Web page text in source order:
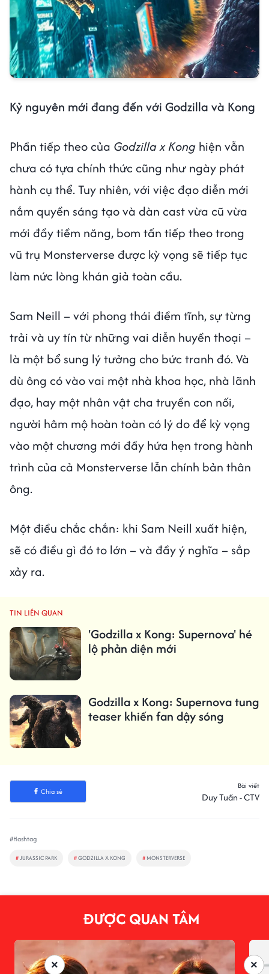
Kỷ nguyên mới đang đến với Godzilla và Kong
Phần tiếp theo của Godzilla x Kong hiện vẫn
chưa có tựa chính thức cũng như ngày phát
hành cụ thể. Tuy nhiên, với việc đạo diễn mới
nắm quyền sáng tạo và dàn cast vừa cũ vừa
mới đầy tiềm năng, bom tấn tiếp theo trong
vũ trụ Monsterverse được kỳ vọng sẽ tiếp tục
làm nức lòng khán giả toàn cầu.
Sam Neill – với phong thái điềm tĩnh, sự từng
trải và uy tín từ những vai diễn huyền thoại –
là một bổ sung lý tưởng cho bức tranh đó. Và
dù ông có vào vai một nhà khoa học, nhà lãnh
đạo, hay một nhân vật cha truyền con nối,
người hâm mộ hoàn toàn có lý do để kỳ vọng
vào một chương mới đầy hứa hẹn trong hành
trình của cả Monsterverse lẫn chính bản thân
ông.
Một điều chắc chắn: khi Sam Neill xuất hiện,
sẽ có điều gì đó to lớn – và đầy ý nghĩa – sắp
xảy ra.
TIN LIÊN QUAN
'Godzilla x Kong: Supernova' hé
lộ phản diện mới
Godzilla x Kong: Supernova tung
teaser khiến fan dậy sóng
Chia sẻ
Bài viết
Duy Tuấn - CTV
#Hashtag
#JURASSIC PARK #GODZILLA X KONG # MONSTERVERSE
ĐƯỢC QUAN TÂM
×
×